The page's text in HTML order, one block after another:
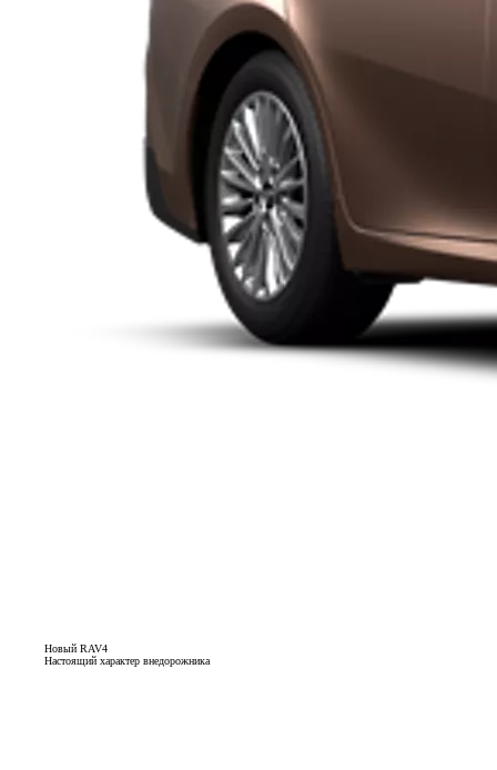
Новый RAV4
Настоящий характер внедорожника